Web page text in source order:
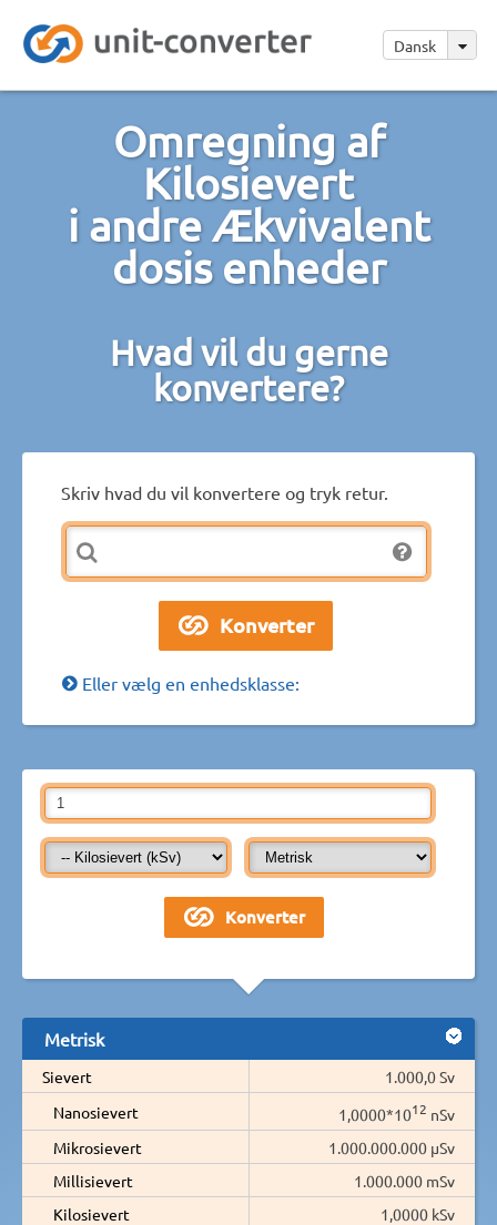
Dansk
Omregning af
Kilosievert
i andre Ækvivalent
dosis enheder
Hvad vil du gerne
konvertere?
Skriv hvad du vil konvertere og tryk retur.
Eller vælg en enhedsklasse:
Metrisk
Sievert
1.000,0 Sv
Nanosievert
1,0000*1012 nSv
Mikrosievert
1.000.000.000 µSv
Millisievert
1.000.000 mSv
Kilosievert
1,0000 kSv